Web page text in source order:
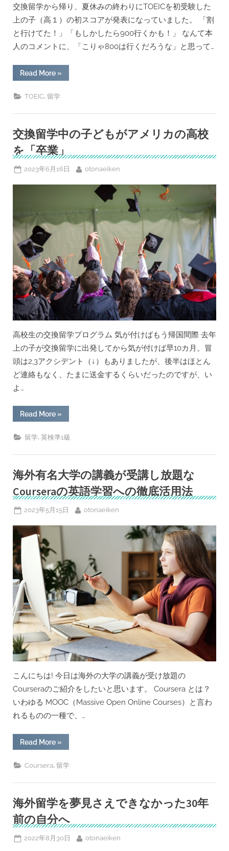
高
校
生
の
交換留学から帰り、夏休みの終わりにTOEICを初受験した
上の子（高１）の初スコアが発表になっていました。 「割
と行けてた！」「もしかしたら900行くかも！」 なんて本
人のコメントに、「こりゃ800は行くだろうな」と思って…
Read More“初
TOEIC
945
点?!
換
学
か
ら
帰
国
後
の
校
コ
»
TOEIC, 留学
交換留学中の子どもがアメリカの高校
を「卒業」
Posted
2023年6月16日 By
otonaeiken
高校生の交換留学プログラム 気が付けばもう帰国間際 去年
上の子が交換留学に出発してから気が付けば早10カ月。冒
頭は2,3アクシデント（↓）もありましたが、後半はほとん
ど連絡もなく、たまに送金するくらいだったのですが、い
よ…
Read More“交
換
学
中
子
も
が
メ
リ
の
校
業」”
»
留学, 英検準1級
海外有名大学の講義が受講し放題な
Courseraの英語学習への徹底活用法
Posted
2023年5月15日 By
otonaeiken
こんにちは! 今日は海外の大学の講義が受け放題の
Courseraのご紹介をしたいと思います。 Coursera とは？
いわゆる MOOC（Massive Open Online Courses）と言わ
れるものの一種で、…
Read More“海
外
名
大
の
義
が
講
し
題
»
Coursera 留学
海外留学を夢見さえできなかった30年
前の自分へ
Posted
2022年8月30日 By
otonaeiken